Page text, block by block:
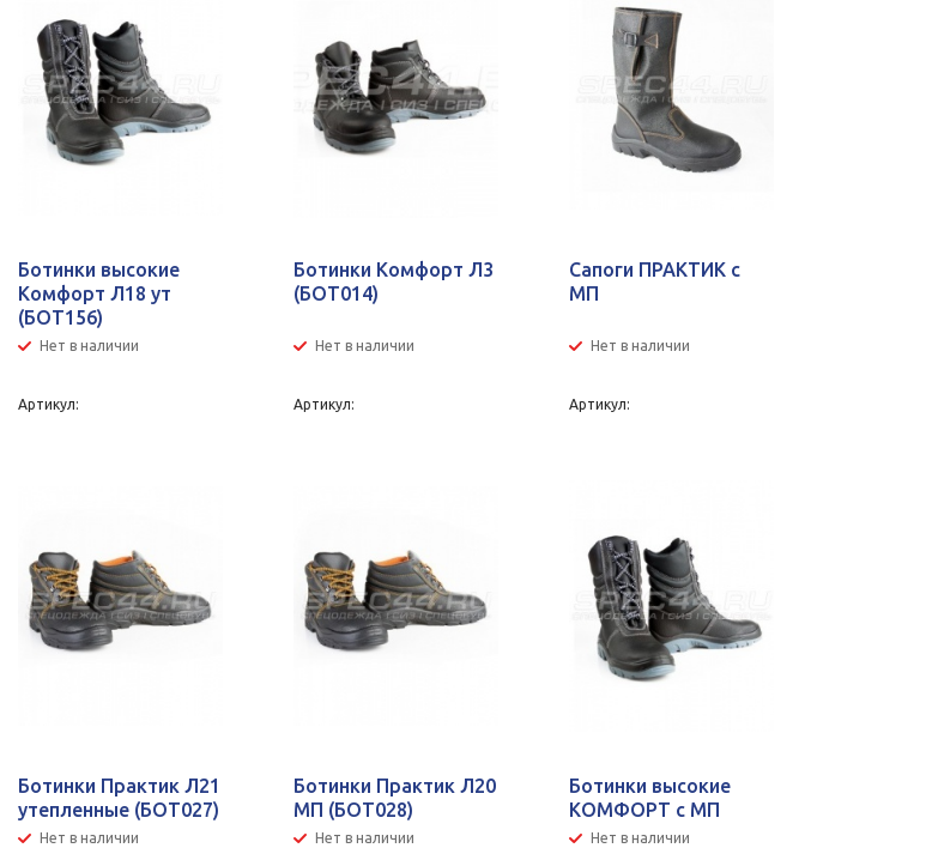
Ботинки высокие
Комфорт Л18 ут
(БОТ156)
Нет в наличии
Артикул:
Ботинки Комфорт Л3
(БОТ014)
Нет в наличии
Артикул:
Сапоги ПРАКТИК с
МП
Нет в наличии
Артикул:
Ботинки Практик Л21
утепленные (БОТ027)
Нет в наличии
Ботинки Практик Л20
МП (БОТ028)
Нет в наличии
Ботинки высокие
КОМФОРТ с МП
Нет в наличии